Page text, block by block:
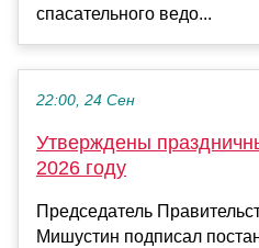
спасательного ведо...
22:00, 24 Сен
Утверждены
2026 году
Председатель
Мишустин подписал